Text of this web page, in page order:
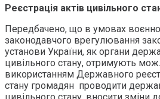
Реєстрація актів цивільного
Передбачено, що в умовах
законодавчого врегулювання
установи України, як органи
цивільного стану, отримують
використанням Державного
стану громадян проводити